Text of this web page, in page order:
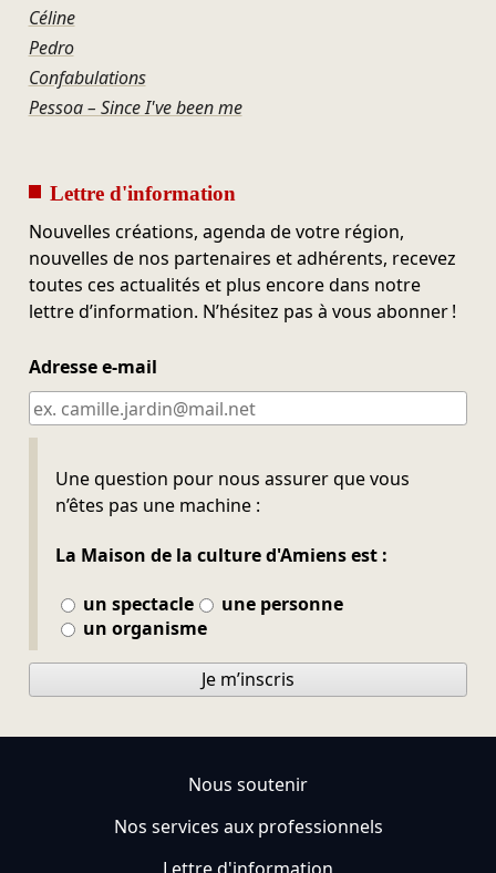
Céline
Pedro
Confabulations
Pessoa – Since I've been me
Lettre d'information
Nouvelles créations, agenda de votre région,
nouvelles de nos partenaires et adhérents, recevez
toutes ces actualités et plus encore dans notre
lettre d’information. N’hésitez pas à vous abonner !
Adresse e-mail
Une question pour nous assurer que vous
n’êtes pas une machine :
La Maison de la culture d'Amiens est :
un spectacle
une personne
un organisme
Ne pas remplir
Je m’inscris
Nous soutenir
Nos services aux professionnels